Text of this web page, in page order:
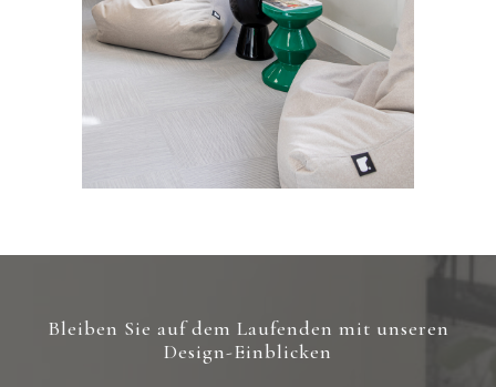
Bleiben Sie auf dem Laufenden mit unseren
Design-Einblicken